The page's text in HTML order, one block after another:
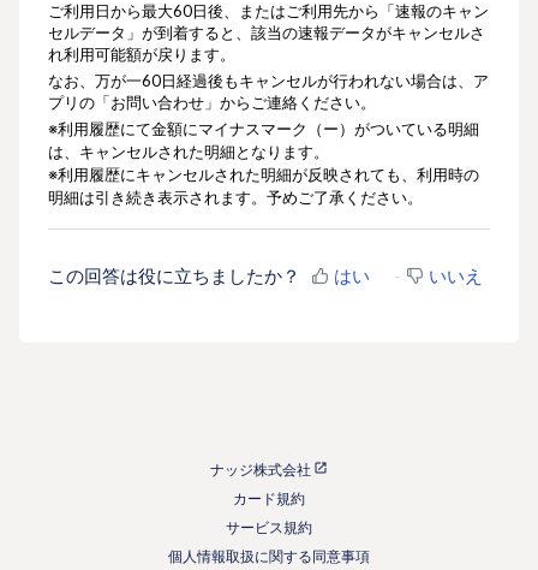
ご利用日から最大60日後、またはご利用先から「速報のキャン
セルデータ」が到着すると、該当の速報データがキャンセルさ
れ利用可能額が戻ります。
なお、万が一60日経過後もキャンセルが行われない場合は、ア
プリの「お問い合わせ」からご連絡ください。
※利用履歴にて金額にマイナスマーク（ー）がついている明細
は、キャンセルされた明細となります。
※利用履歴にキャンセルされた明細が反映されても、利用時の
明細は引き続き表示されます。予めご了承ください。
この回答は役に立ちましたか？ はい いいえ
ナッジ株式会社
カード規約
サービス規約
個人情報取扱に関する同意事項